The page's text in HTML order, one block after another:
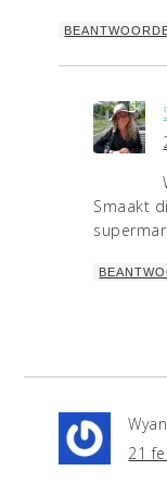
Smaakt
21